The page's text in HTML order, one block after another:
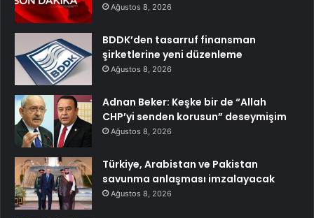
Ağustos 8, 2026
BDDK’den tasarruf finansman
şirketlerine yeni düzenleme
Ağustos 8, 2026
Adnan Beker: Keşke bir de “Allah
CHP’yi senden korusun” deseymişim
Ağustos 8, 2026
Türkiye, Arabistan ve Pakistan
savunma anlaşması imzalayacak
Ağustos 8, 2026